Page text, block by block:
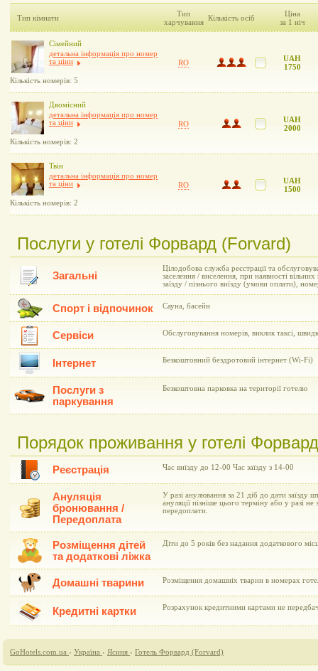
Тип кімнати
Тип
харчування Кількість осіб
Ціна
за 1 ніч
Сімейний
детальна інформація про номер
та ціни
Кількість номерів: 5
RO
UAH
1750
Двомісний
детальна інформація про номер
та ціни
Кількість номерів: 2
RO
UAH
2000
Твін
детальна інформація про номер
та ціни
Кількість номерів: 2
RO
UAH
1500
Послуги у готелі Форвард (Forvard)
Загальні
Цілодобова служба реєстрації та
заселення / виселення, при наявності
заїзду / пізнього виїзду (умови оплати),
Спорт і відпочинок Сауна, басейн
Сервіси Обслуговування номерів, виклик таксі,
Інтернет Безкоштовний бездротовий інтернет (Wi-Fi)
Послуги з
паркування
Безкоштовна парковка на території готелю
Порядок проживання у готелі
Реєстрація Час виїзду до 12-00 Час заїзду з 14-00
Ануляція
бронювання /
Передоплата
У разі анулювання за 21 діб до дати заїзду
ануляції пізніше цього терміну або у разі не
передоплати.
Розміщення дітей
та додаткові ліжка
Діти до 5 років без надання додаткового
Домашні тварини Розміщення домашніх тварин в номерах
Кредитні картки Розрахунок кредитними картами не
GoHotels.com.ua › Україна › Ясиня › Готель Форвард (Forvard)